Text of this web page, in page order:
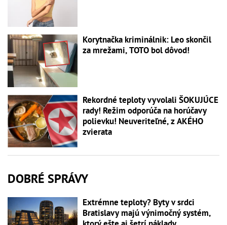
Korytnačka kriminálnik: Leo skončil
za mrežami, TOTO bol dôvod!
Rekordné teploty vyvolali ŠOKUJÚCE
rady! Režim odporúča na horúčavy
polievku! Neuveriteľné, z AKÉHO
zvierata
DOBRÉ SPRÁVY
Extrémne teploty? Byty v srdci
Bratislavy majú výnimočný systém,